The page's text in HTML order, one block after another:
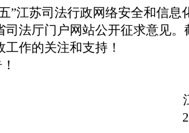
”江苏司法行政网络安全和信息
司法厅门户网站公开征求意见
工作的关注和支持！